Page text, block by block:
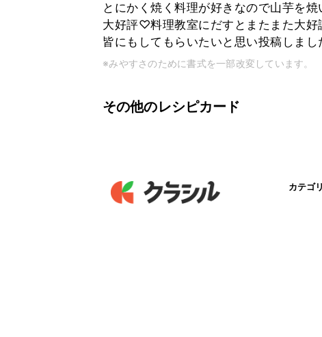
とにかく焼く料理が好きなので山芋を
大好評♡料理教室にだすとまたまた大
皆にもしてもらいたいと思い投稿しまし
※みやすさのために書式を一部改変しています。
その他のレシピカード
カテゴ